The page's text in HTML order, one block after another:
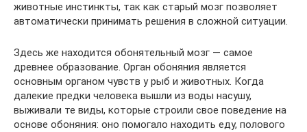
животные инстинкты, так как старый мозг позволяет
автоматически принимать решения в сложной ситуации.
Здесь же находится обонятельный мозг — самое
древнее образование. Орган обоняния является
основным органом чувств у рыб и животных. Когда
далекие предки человека вышли из воды насушу,
выживали те виды, которые строили свое поведение на
основе обоняния: оно помогало находить еду, полового